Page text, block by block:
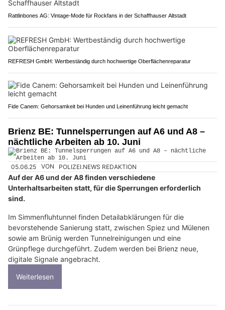
Rattlinbones AG: Vintage-Mode für Rockfans in der Schaffhauser Altstadt
REFRESH GmbH: Wertbeständig durch hochwertige Oberflächenreparatur
Fide Canem: Gehorsamkeit bei Hunden und Leinenführung leicht gemacht
Brienz BE: Tunnelsperrungen auf A6 und A8 –
nächtliche Arbeiten ab 10. Juni
05.06.25 VON POLIZEI.NEWS REDAKTION
Auf der A6 und der A8 finden verschiedene
Unterhaltsarbeiten statt, für die Sperrungen erforderlich
sind.
Im Simmenfluhtunnel finden Detailabklärungen für die
bevorstehende Sanierung statt, zwischen Spiez und Mülenen
sowie am Brünig werden Tunnelreinigungen und eine
Grünpflege durchgeführt. Zudem werden bei Brienz neue,
digitale Signale angebracht.
Weiterlesen